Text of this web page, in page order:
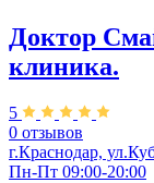
Доктор
клиника.
5
0 отзывов
г.Краснодар,
Пн-Пт 09:00-20:00